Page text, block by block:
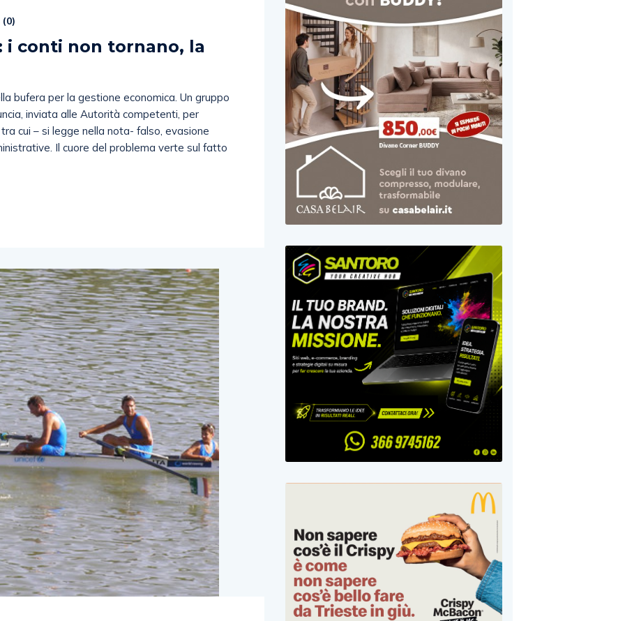
(0)
i conti non tornano, la
bufera per la gestione economica. Un gruppo
inviata alle Autorità competenti, per
cui – si legge nella nota- falso, evasione
Il cuore del problema verte sul fatto